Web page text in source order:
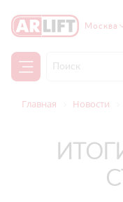
Москва
Главная Новости